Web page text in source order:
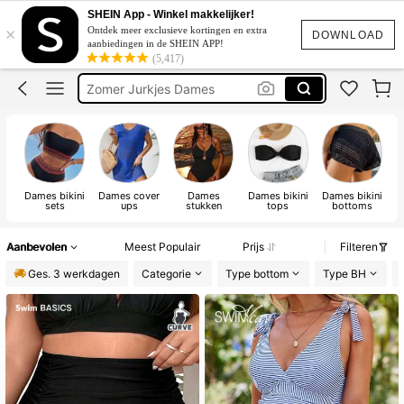
DOWNLOAD
×
SHEIN App - Winkel makkelijker!
Ontdek meer exclusieve kortingen en extra
aanbiedingen in de SHEIN APP!
(5,417)
Festival Outfits Women
Jurk
Bikinis Sets
Zomer Jurkjes Dames
Dames bikini
sets
Dames cover
ups
Dames
stukken
Dames bikini
tops
Dames bikini
bottoms
Aanbevolen Meest Populair Prijs
Filteren
Ges. 3 werkdagen
Categorie Type bottom Type BH